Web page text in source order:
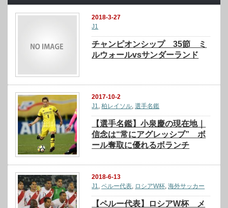
2018-3-27
J1
チャンピオンシップ 35節 ミ
ルウォールvsサンダーランド
2017-10-2
J1,柏レイソル,選手名鑑
【選手名鑑】小泉慶の現在地｜
信念は“常にアグレッシブ” ボ
ール奪取に優れるボランチ
2018-6-13
J1
,ペルー代表 ロシアW杯 ,海外サッカー
【ペルー代表】ロシアW杯 メ